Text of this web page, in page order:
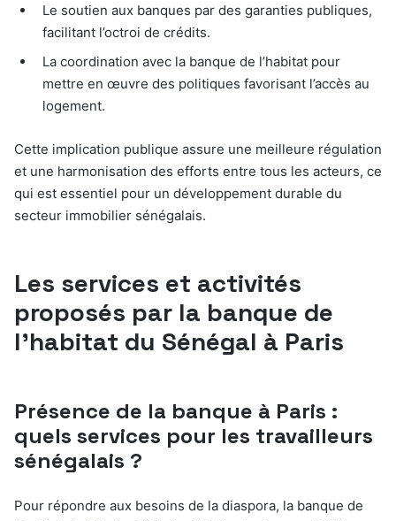
Le soutien aux banques par des garanties publiques,
facilitant l’octroi de crédits.
La coordination avec la banque de l’habitat pour
mettre en œuvre des politiques favorisant l’accès au
logement.
Cette implication publique assure une meilleure régulation
et une harmonisation des efforts entre tous les acteurs, ce
qui est essentiel pour un développement durable du
secteur immobilier sénégalais.
Les services et activités
proposés par la banque de
l’habitat du Sénégal à Paris
Présence de la banque à Paris :
quels services pour les travailleurs
sénégalais ?
Pour répondre aux besoins de la diaspora, la banque de